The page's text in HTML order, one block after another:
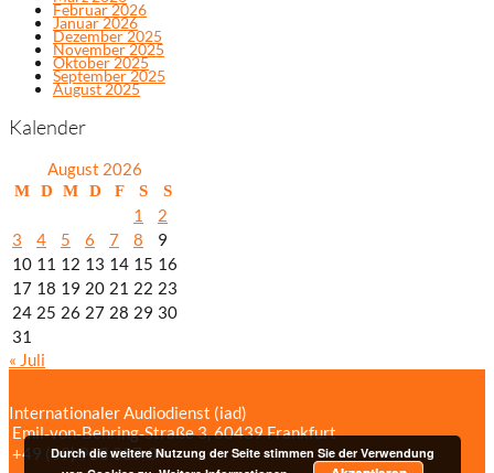
Februar 2026
Januar 2026
Dezember 2025
November 2025
Oktober 2025
September 2025
August 2025
Kalender
August 2026
M D M D F S S
1
2
3
4 5 6 7 8
9
10 11 12 13 14 15 16
17 18 19 20 21 22 23
24 25 26 27 28 29 30
31
« Juli
Internationaler Audiodienst (iad)
Emil‑von‑Behring‑Straße 3, 60439 Frankfurt
+49 (69) 958 037‑0Bildnachweise
Durch die weitere Nutzung der Seite stimmen Sie der Verwendung